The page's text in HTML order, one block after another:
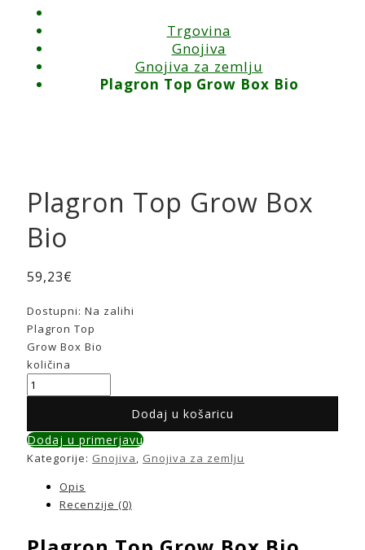
Trgovina
Gnojiva
Gnojiva za zemlju
Plagron Top Grow Box Bio
Plagron Top Grow Box
Bio
59,23€
Dostupni: Na zalihi
Plagron Top
Grow Box Bio
količina
Dodaj u košaricu
Dodaj u primerjavu
Kategorije: Gnojiva, Gnojiva za zemlju
Opis
Recenzije (0)